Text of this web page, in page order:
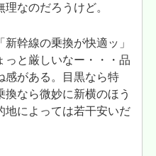
なのだろうけど。
幹線の乗換が快適ッ」
っと厳しいなー・・・品
感がある。目黒なら特
なら微妙に新横のほう
地によっては若干安いだ